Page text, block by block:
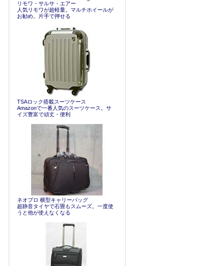
リモワ・サルサ・エアー
人気リモワが超軽量。マルチホイールが
お勧め。片手で押せる
TSAロック搭載スーツケース
Amazonで一番人気のスーツケース。サ
イズ豊富で頑丈・便利
ネオプロ 横型キャリーバッグ
超静音タイヤで石畳もスムーズ。一度使
うと他が使えなくなる